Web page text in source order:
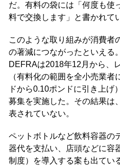
だ。有料の袋には「何度も使
料で交換します」と書かれて
このような取り組みが消費者
の著減につながったといえる
DEFRAは2018年12月から、
（有料化の範囲を全小売業
ドから0.10ポンドに引き上げ
募集を実施した。その結果は
表されていない。
ペットボトルなど飲料容器の
器代を支払い、店頭などに容
制度）を導入する案も出てい